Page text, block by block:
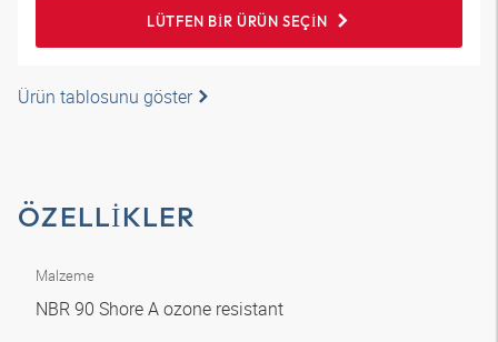
LÜTFEN BIR ÜRÜN SEÇIN
Ürün tablosunu göster
ÖZELLIKLER
Malzeme
NBR 90 Shore A ozone resistant